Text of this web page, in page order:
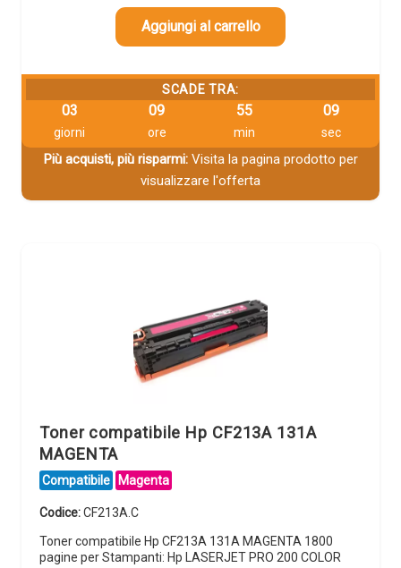
Aggiungi al carrello
SCADE TRA:
03
giorni
09
ore
55
min
09
sec
Più acquisti, più risparmi:Visita la pagina prodotto per
visualizzare l'offerta
Toner compatibile Hp CF213A 131A
MAGENTA
Compatibile Magenta
Codice:CF213A.C
Toner compatibile Hp CF213A 131A MAGENTA 1800
pagine per Stampanti: Hp LASERJET PRO 200 COLOR